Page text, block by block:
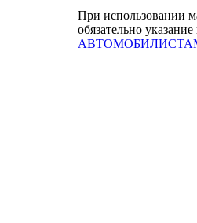
При использовании
обязательно